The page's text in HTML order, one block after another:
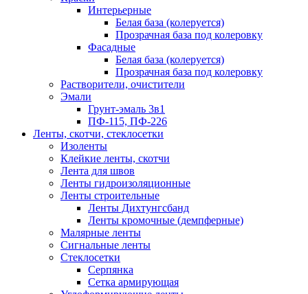
Интерьерные
Белая база (колеруется)
Прозрачная база под колеровку
Фасадные
Белая база (колеруется)
Прозрачная база под колеровку
Растворители, очистители
Эмали
Грунт-эмаль 3в1
ПФ-115, ПФ-226
Ленты, скотчи, стеклосетки
Изоленты
Клейкие ленты, скотчи
Лента для швов
Ленты гидроизоляционные
Ленты строительные
Ленты Дихтунгсбанд
Ленты кромочные (демпферные)
Малярные ленты
Сигнальные ленты
Стеклосетки
Серпянка
Сетка армирующая